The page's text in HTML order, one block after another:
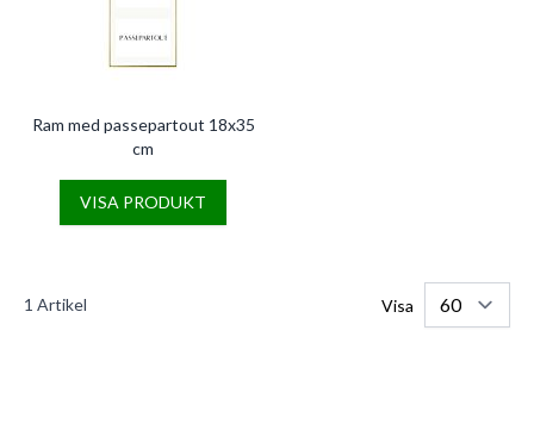
Ram med passepartout 18x35
cm
VISA PRODUKT
1 Artikel Visa